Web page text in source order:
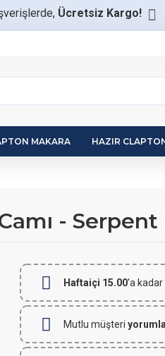
Ücretsiz Kargo!
MAKARA HAZIR
- Serpent
Haftaiçi 15.00'a kadar
Mutlu müşteri